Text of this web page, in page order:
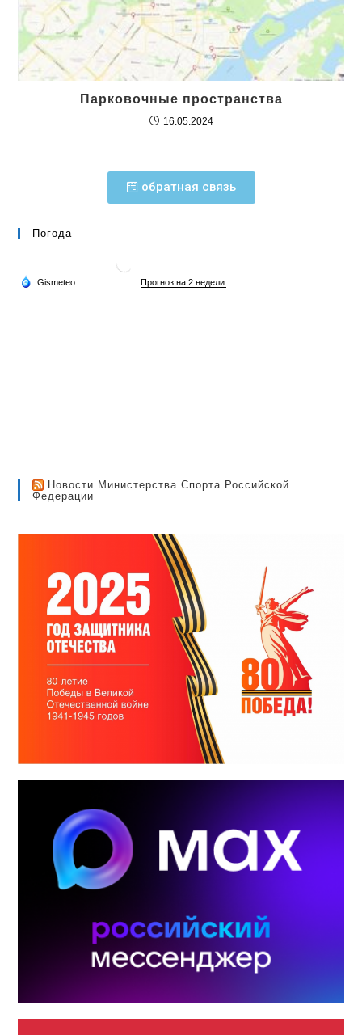
Парковочные пространства
16.05.2024
обратная связь
Погода
Новости Министерства Спорта Российской
Федерации